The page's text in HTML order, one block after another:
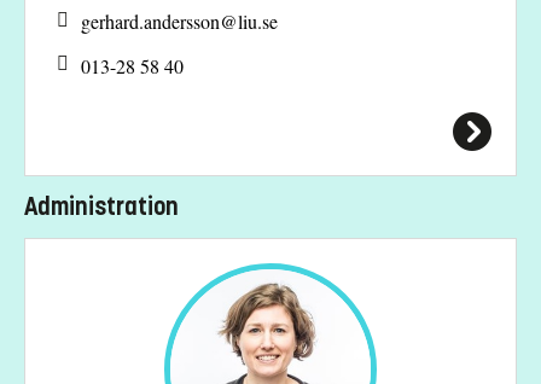
gerhard.andersson@liu.se
013-28 58 40
Administration